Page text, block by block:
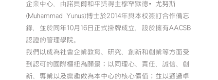
企業中心，由諾貝爾和平獎得主穆罕默德•尤努斯
(Muhammad Yunus)博士於2014年與本校簽訂合作備忘
錄，並於同年10月16日正式掛牌成立，設於擁有AACSB
認證的管理學院。
我們以成為社會企業教育、研究、創新和創業等方面受
到認可的國際樞紐為願景；以同理心、責任、誠信、創
新、專業以及樂趣做為本中心的核心價值；並以通過卓